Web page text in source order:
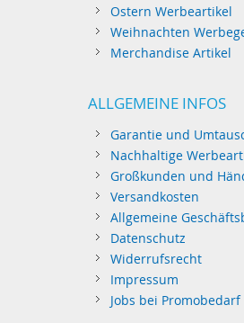
Ostern Werbeartikel
Weihnachten
Merchandise Artikel
ALLGEMEINE INFOS
Garantie und
Nachhaltige
Großkunden und
Versandkosten
Allgemeine
Datenschutz
Widerrufsrecht
Impressum
Jobs bei Promobedarf